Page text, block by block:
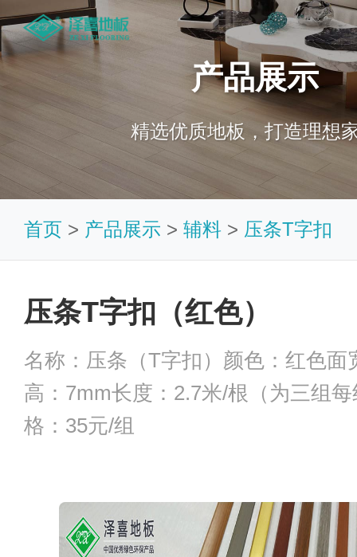
产品展示
精选优质地板，打造理想
首页 > 产品展示 > 辅料 > 压条T字扣
压条T字扣（红色）
名称：压条（T字扣）颜色：红色面
高：7mm长度：2.7米/根（为三组
格：35元/组